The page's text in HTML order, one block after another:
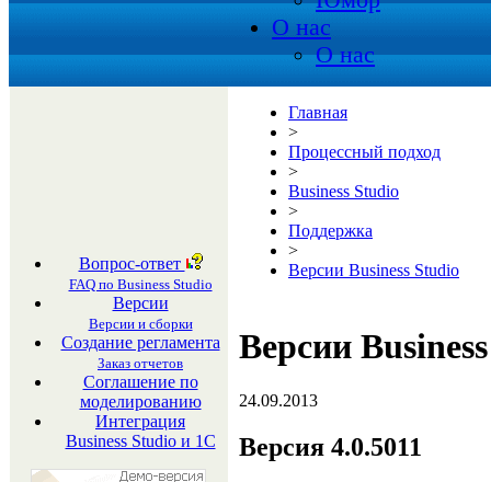
О нас
О нас
Вопрос-ответ
FAQ по Business Studio
Версии
Версии и сборки
Создание регламента
Заказ отчетов
Соглашение по
моделированию
Интеграция
Business Studio и 1С
Главная
>
Процессный подход
>
Business Studio
>
Поддержка
>
Версии Business Studio
Версии
24.09.2013
Версия 4.0.5011